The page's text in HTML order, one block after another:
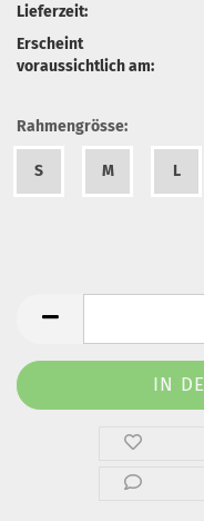
Lieferzeit:
Erscheint
voraussichtlich am:
Rahmengrösse:
S M L